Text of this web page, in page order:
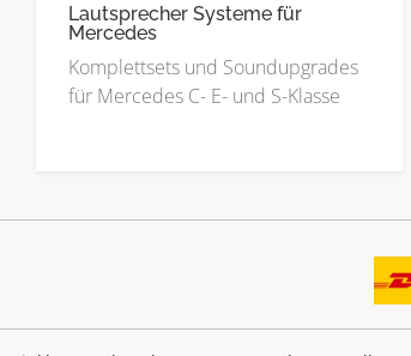
Lautsprecher Systeme für
Mercedes
Komplettsets und Soundupgrades
für Mercedes C- E- und S-Klasse